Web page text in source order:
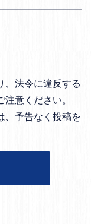
、法令に違反する
意ください。
、予告なく投稿を